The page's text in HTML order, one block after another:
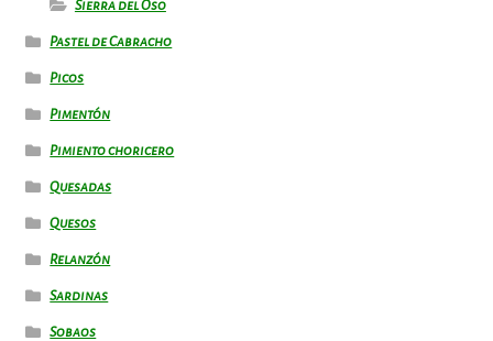
Sierra del Oso
Pastel de Cabracho
Picos
Pimentón
Pimiento choricero
Quesadas
Quesos
Relanzón
Sardinas
Sobaos